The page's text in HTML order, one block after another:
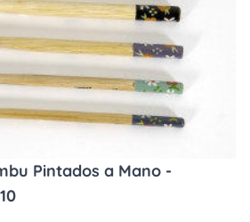
Pintados a Mano -